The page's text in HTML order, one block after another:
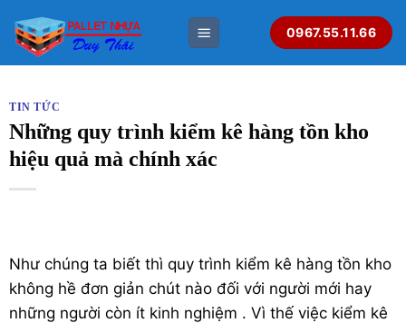
qua
0967.55.11.66
TIN TỨC
Những quy trình kiểm kê hàng tồn kho
hiệu quả mà chính xác
Như chúng ta biết thì quy trình kiểm kê hàng tồn kho
không hề đơn giản chút nào đối với người mới hay
những người còn ít kinh nghiệm . Vì thế việc kiểm kê